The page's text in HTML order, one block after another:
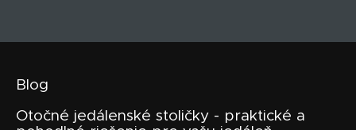
Blog
Otočné jedálenské stoličky - praktické a